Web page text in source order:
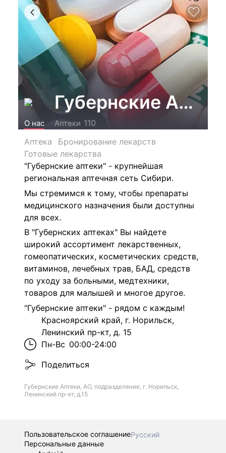
Губернские
О нас Аптеки 110
Аптека
Бронирование лекарств
Готовые лекарства
"Губернские аптеки" - крупнейшая
региональная аптечная сеть Сибири.
Мы стремимся к тому, чтобы препараты
медицинского назначения были доступны
для всех.
В "Губернских аптеках" Вы найдете
широкий ассортимент лекарственных,
гомеопатических, косметических средств,
витаминов, лечебных трав, БАД, средств
по уходу за больными, медтехники,
товаров для малышей и многое другое.
"Губернские аптеки" - рядом с каждым!
Красноярский край, г. Норильск,
Ленинский пр-кт, д. 15
Пн-Вс 00:00-24:00
Поделиться
Губернские Аптеки, АО, подразделение, г. Норильск,
Ленинский пр-кт, д.15
Пользовательское соглашениеРусский
Персональные данные